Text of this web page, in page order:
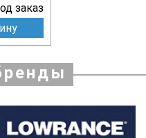
заказ